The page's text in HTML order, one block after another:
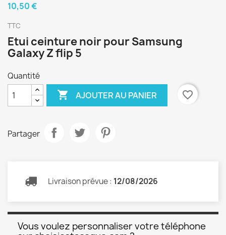
10,50 €
TTC
Etui ceinture noir pour Samsung
Galaxy Z flip 5
Quantité
 AJOUTER AU PANIER favorite_border
Partager
Livraison prévue : 12/08/2026
Vous voulez personnaliser votre téléphone